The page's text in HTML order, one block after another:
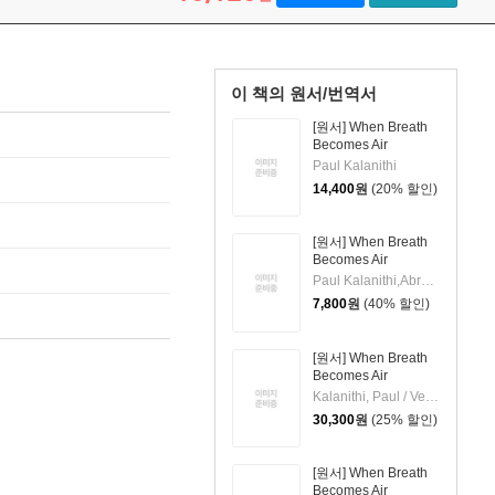
이 책의 원서/번역서
[원서] When Breath
Becomes Air
Paul Kalanithi
14,400원 (20% 할인)
[원서] When Breath
Becomes Air
Paul Kalanithi,Abraham Verghese
7,800원 (40% 할인)
[원서] When Breath
Becomes Air
Kalanithi, Paul / Verghese, Abraham
30,300원 (25% 할인)
[원서] When Breath
Becomes Air